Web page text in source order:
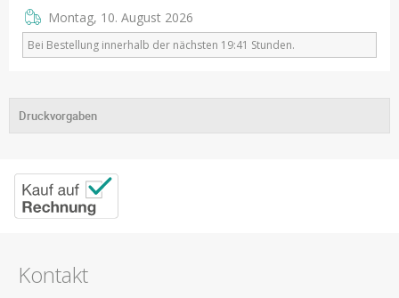
Montag, 10. August 2026
Bei Bestellung innerhalb der nächsten 19:41 Stunden.
Druckvorgaben
Kontakt